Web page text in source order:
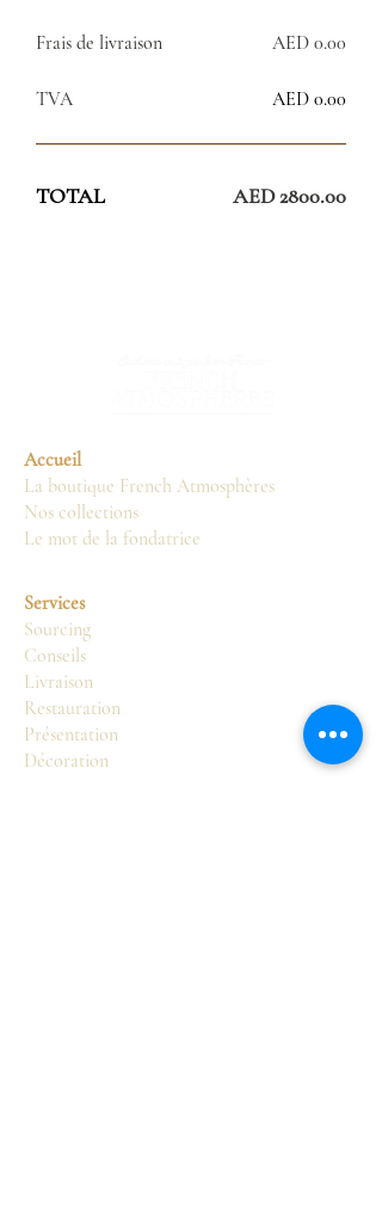
Frais de livraison AED 0.00
TVA AED 0.00
TOTAL AED 2800.00
Accueil
La boutique French Atmosphères
Nos collections
Le mot de la fondatrice
Services
Sourcing
Conseils
Livraison
Restauration
Présentation
Décoration